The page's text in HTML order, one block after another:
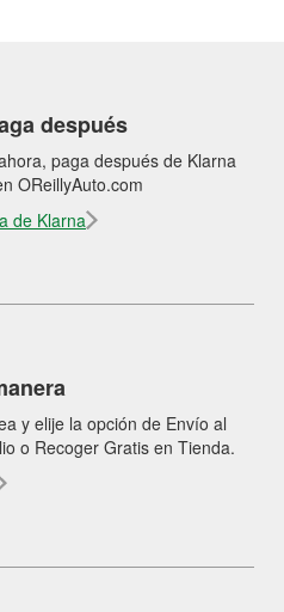
después
paga después de Klarna
OReillyAuto.com
de Klarna
y elije la opción de Envío al
o Recoger Gratis en Tienda.